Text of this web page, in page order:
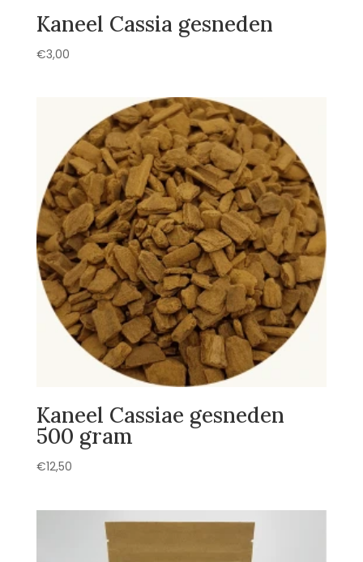
Kaneel Cassia gesneden
€3,00
Kaneel Cassiae gesneden
500 gram
€12,50